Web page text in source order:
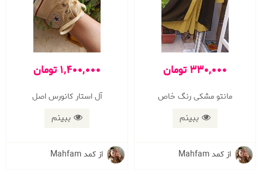
330,000 تومان
مانتو مشکی رنگ خاص
ببینم
از کمد Mahfam
1,400,000 تومان
آل استار کانورس اصل
ببینم
از کمد Mahfam